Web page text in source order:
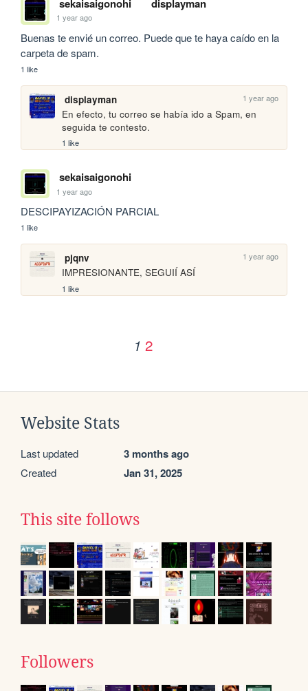
sekaisaigonohi displayman
1 year ago
Buenas te envié un correo. Puede que te haya caído en la
carpeta de spam.
1 like
displayman 1 year ago
En efecto, tu correo se había ido a Spam, en
seguida te contesto.
1 like
sekaisaigonohi
1 year ago
DESCIPAYIZACIÓN PARCIAL
1 like
pjqnv 1 year ago
IMPRESIONANTE, SEGUIÍ ASÍ
1 like
1 2
Website Stats
Last updated 3 months ago
Created Jan 31, 2025
This site follows
Followers